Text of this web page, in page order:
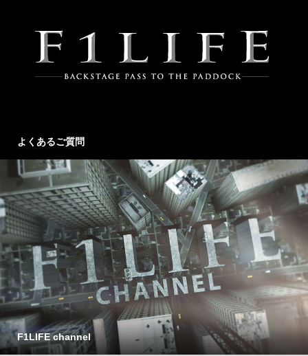
よくあるご質問
F1LIFE channel